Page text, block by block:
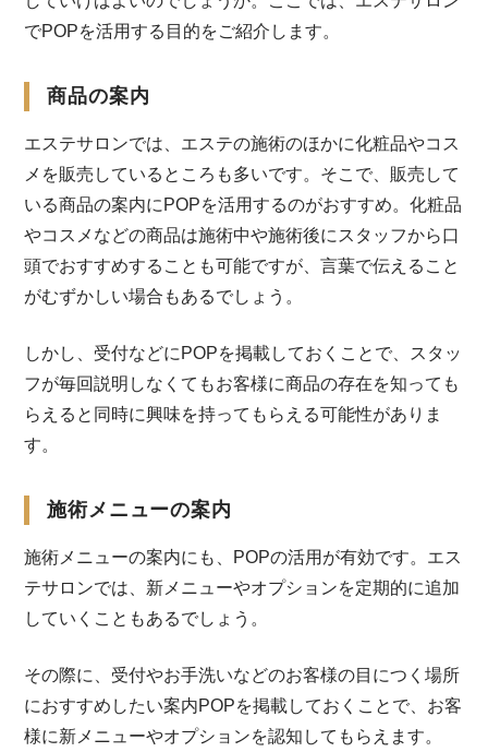
でPOPを活用する目的をご紹介します。
商品の案内
エステサロンでは、エステの施術のほかに化粧品やコス
メを販売しているところも多いです。そこで、販売して
いる商品の案内にPOPを活用するのがおすすめ。化粧品
やコスメなどの商品は施術中や施術後にスタッフから口
頭でおすすめすることも可能ですが、言葉で伝えること
がむずかしい場合もあるでしょう。
しかし、受付などにPOPを掲載しておくことで、スタッ
フが毎回説明しなくてもお客様に商品の存在を知っても
らえると同時に興味を持ってもらえる可能性がありま
す。
施術メニューの案内
施術メニューの案内にも、POPの活用が有効です。エス
テサロンでは、新メニューやオプションを定期的に追加
していくこともあるでしょう。
その際に、受付やお手洗いなどのお客様の目につく場所
におすすめしたい案内POPを掲載しておくことで、お客
様に新メニューやオプションを認知してもらえます。